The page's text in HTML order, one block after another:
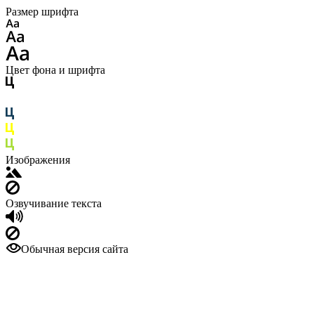
Размер шрифта
Цвет фона и шрифта
Изображения
Озвучивание текста
Обычная версия сайта